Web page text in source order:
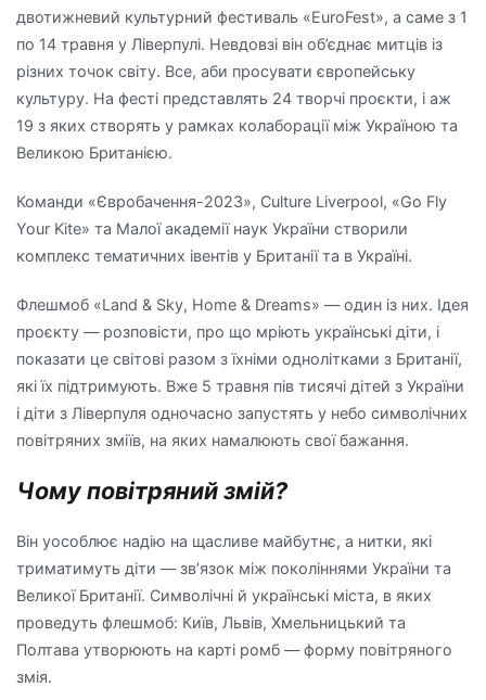
двотижневий культурний фестиваль «EuroFest», а саме з 1
по 14 травня у Ліверпулі. Невдовзі він об’єднає митців із
різних точок світу. Все, аби просувати європейську
культуру. На фесті представлять 24 творчі проєкти, і аж
19 з яких створять у рамках колаборації між Україною та
Великою Британією.
Команди «Євробачення-2023», Culture Liverpool, «Go Fly
Your Kite» та Малої академії наук України створили
комплекс тематичних івентів у Британії та в Україні.
Флешмоб «Land & Sky, Home & Dreams» — один із них. Ідея
проєкту — розповісти, про що мріють українські діти, і
показати це світові разом з їхніми однолітками з Британії,
які їх підтримують. Вже 5 травня пів тисячі дітей з України
і діти з Ліверпуля одночасно запустять у небо символічних
повітряних зміїв, на яких намалюють свої бажання.
Чому повітряний змій?
Він уособлює надію на щасливе майбутнє, а нитки, які
триматимуть діти — зв’язок між поколіннями України та
Великої Британії. Символічні й українські міста, в яких
проведуть флешмоб: Київ, Львів, Хмельницький та
Полтава утворюють на карті ромб — форму повітряного
змія.